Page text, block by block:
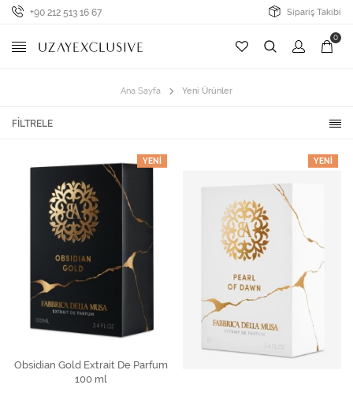
+90 212 513 16 67 Sipariş Takibi
0
Ana Sayfa Yeni Ürünler
FILTRELE
SEPETE EKLE
Obsidian Gold Extrait De Parfum
100 ml
YENI YENI